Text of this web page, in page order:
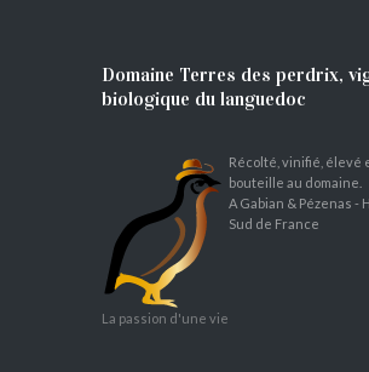
Domaine Terres des perdrix,
biologique du languedoc
La passion d'une vie
Récolté, vinifié, élevé
bouteille au domaine.
A Gabian & Pézenas -
Sud de France